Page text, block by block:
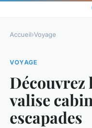
Accueil›Voyage
VOYAGE
valise
escapades